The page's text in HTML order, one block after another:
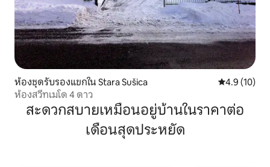
ห้องชุดรับรองแขกใน Stara Sušica คะแนนเฉลี่ย
4.9 (10)
ห้องสวีทเมโด 4 ดาว
สะดวกสบายเหมือนอยู่บ้านในราคาต่อ
เดือนสุดประหยัด